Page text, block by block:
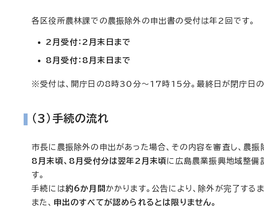
各区役所農林課での農振除外の申出書の受付は年2回です。
2月受付：2月末日まで
8月受付：8月末日まで
※受付は、開庁日の8時30分～17時15分。最終日が閉庁日の
(3)手続の流れ
市長に農振除外の申出があった場合、その内容を審査し、農振
8月末頃、8月受付分は翌年2月末頃に広島農業振興地域整備
す。
手続には約6か月間 かかります。公告により、除外が完了する
また、 申出のすべてが認められるとは限りません。